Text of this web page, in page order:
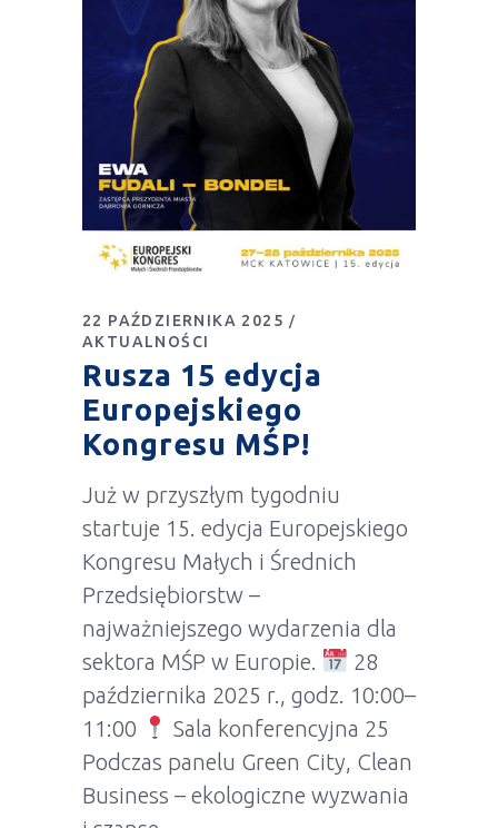
22 PAŹDZIERNIKA 2025
AKTUALNOŚCI
Rusza 15 edycja
Europejskiego
Kongresu MŚP!
Już w przyszłym tygodniu
startuje 15. edycja Europejskiego
Kongresu Małych i Średnich
Przedsiębiorstw –
najważniejszego wydarzenia dla
sektora MŚP w Europie.
28
października 2025 r., godz. 10:00–
11:00
Sala konferencyjna 25
Podczas panelu Green City, Clean
Business – ekologiczne wyzwania